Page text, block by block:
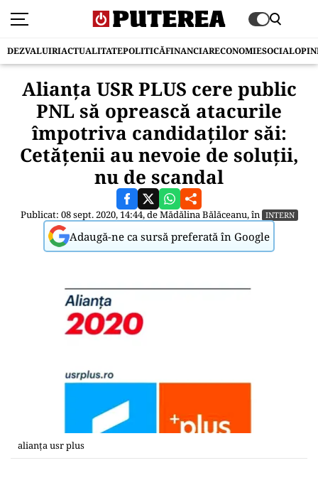
DEZVALUIRIACTUALITATEPOLITICĂFINANCIARECONOMIESOCIAL
Alianța USR PLUS cere public
PNL să oprească atacurile
împotriva candidaților săi:
Cetățenii au nevoie de soluții,
nu de scandal
Publicat: 08 sept. 2020, 14:44, deMădălina Bălăceanu, în INTERN
Adaugă-ne ca sursă preferată în Google
alianța usr plus